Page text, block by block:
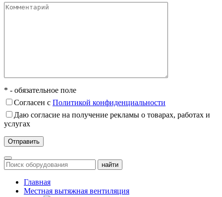
* - обязательное поле
Согласен с Политикой конфиденциальности
Даю согласие на получение рекламы о товарах, работах и
услугах
Главная
Местная вытяжная вентиляция